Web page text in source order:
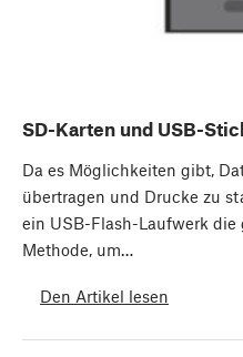
SD-Karten und USB-
Da es Möglichkeiten gibt,
übertragen und Drucke zu
ein USB-Flash-Laufwerk die
Methode, um…
Den Artikel lesen